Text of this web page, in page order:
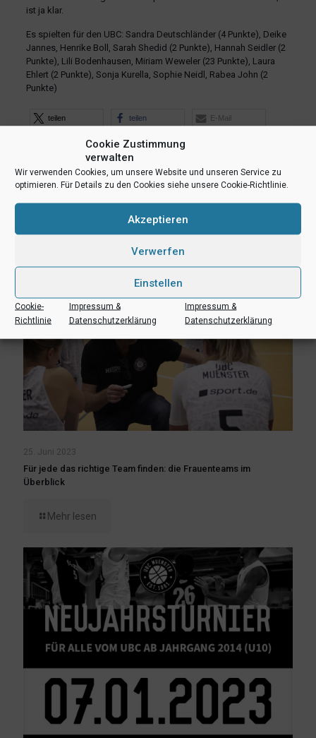
Cookie Zustimmung
verwalten
Wir verwenden Cookies, um unsere Website und unseren Service zu
optimieren. Für Details zu den Cookies siehe unsere Cookie-Richtlinie.
Akzeptieren
Verwerfen
Einstellen
Cookie-
Richtlinie
Impressum &
Datenschutzerklärung
Impressum &
Datenschutzerklärung
ist ja klar.
Es spielten für den UBC: Sandra Deutschländer (4 Punkte), Deike
Jannes, Henrike Boll, Sarah Shedid (2 Punkte), Hannah Seidler (2
Punkte), Lili Bodenhausen, Miriam Weweler (23 Punkte), Laura
Ehlert (2 Punkte), Sonja Kurella, Sophie Neidl, Rabea John (2
Punkte)
teilen teilen E-Mail
teilen
teilen
25. Juni 2023
Für jede das richtige Team finden: die Frauenteams im
Überblick
Mehr lesen